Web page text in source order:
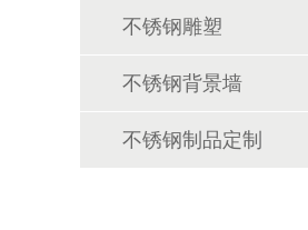
不锈钢雕塑
不锈钢背景墙
不锈钢制品定制